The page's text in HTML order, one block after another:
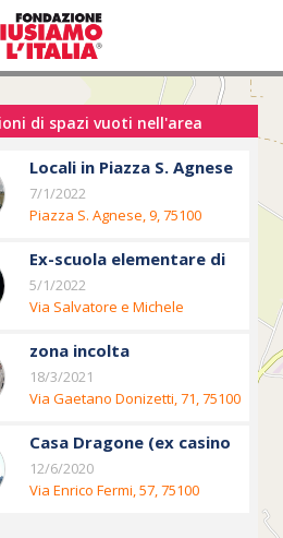
(Mappa dei desideri)
di spazi vuoti nell'area
Locali in Piazza S. Agnese
7/1/2022
Piazza S. Agnese, 9, 75100
Ex-scuola elementare di
via M. Frangione
5/1/2022
Via Salvatore e Michele
zona incolta
18/3/2021
Via Gaetano Donizetti, 71, 75100
Casa Dragone (ex casino
padronale)
12/6/2020
Via Enrico Fermi, 57, 75100